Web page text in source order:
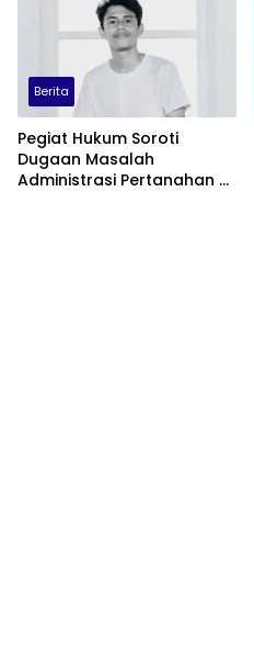
Berita
Pegiat Hukum Soroti
Dugaan Masalah
Administrasi Pertanahan di